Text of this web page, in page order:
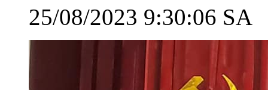
25/08/2023 9:30:06 SA